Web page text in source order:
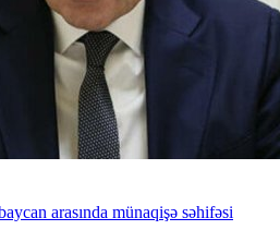
arasında münaqişə səhifəsi